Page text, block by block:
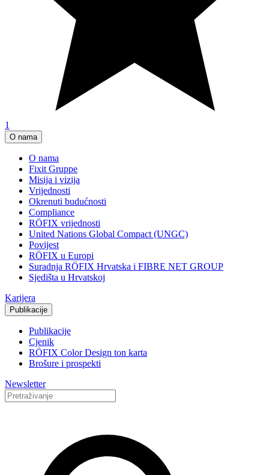
1
O nama
O nama
Fixit Gruppe
Misija i vizija
Vrijednosti
Okrenuti budućnosti
Compliance
RÖFIX vrijednosti
United Nations Global Compact (UNGC)
Povijest
RÖFIX u Europi
Suradnja RÖFIX Hrvatska i FIBRE NET GROUP
Sjedišta u Hrvatskoj
Karijera
Publikacije
Publikacije
Cjenik
RÖFIX Color Design ton karta
Brošure i prospekti
Newsletter